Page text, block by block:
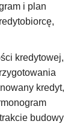
i plan
kredytowej,
kredyt,
budowy